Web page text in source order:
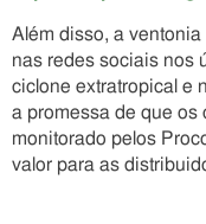
Além disso, a
nas redes sociais nos
ciclone extratropical e
a promessa de que os
monitorado pelos
valor para as